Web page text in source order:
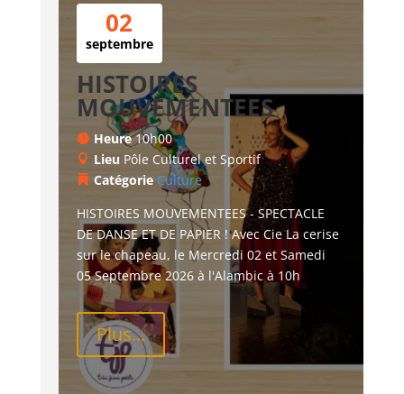
02
septembre
HISTOIRES
MOUVEMENTEES
Heure10h00
Lieu Pôle Culturel et Sportif
Catégorie Culture
HISTOIRES MOUVEMENTEES - SPECTACLE
DE DANSE ET DE PAPIER ! Avec Cie La cerise
sur le chapeau, le Mercredi 02 et Samedi
05 Septembre 2026 à l'Alambic à 10h
Plus...